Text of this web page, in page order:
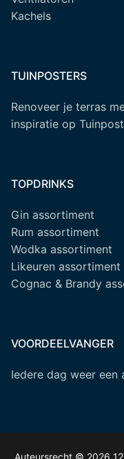
Kachels
TUINPOSTERS
Renoveer je terras
inspiratie op
TOPDRINKS
Gin assortiment
Rum assortiment
Wodka assortiment
Likeuren assortiment
Cognac & Brandy
VOORDEELVANGER
Iedere dag weer een
Auteursrecht © 2026